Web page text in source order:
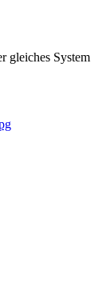
gleiches System